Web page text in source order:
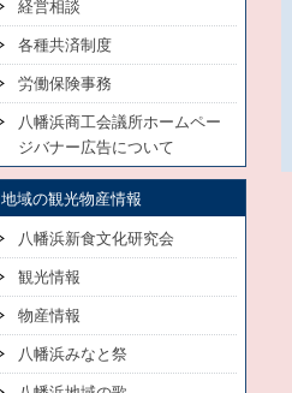
経営相談
各種共済制度
労働保険事務
八幡浜商工会議所ホームペー
ジバナー広告について
地域の観光物産情報
八幡浜新食文化研究会
観光情報
物産情報
八幡浜みなと祭